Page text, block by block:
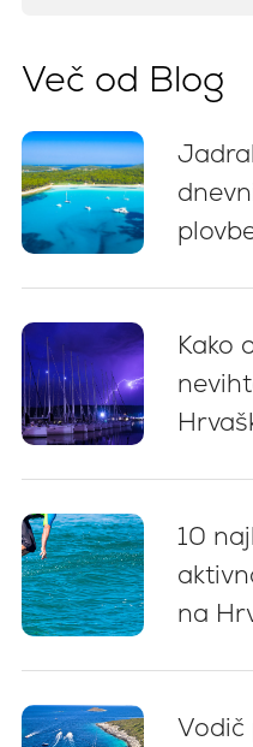
Več od Blog
Kako
10
na
Vodič